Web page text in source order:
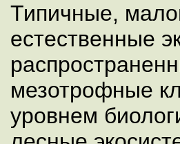
Типичные,
естественные
мезотрофные
уровнем